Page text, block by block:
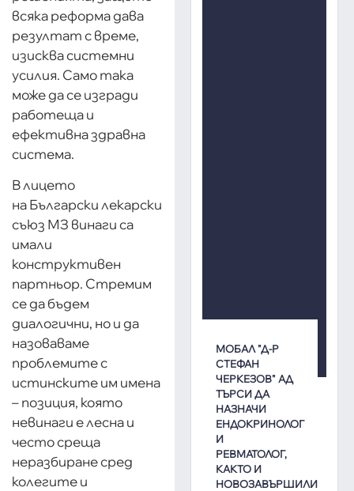
всяка реформа дава
резултат с време,
изисква системни
усилия. Само така
може да се изгради
работеща и
ефективна здравна
система.
В лицето
на Български лекарски
съюз МЗ винаги са
имали
конструктивен
партньор. Стремим
се да бъдем
диалогични, но и да
назоваваме
проблемите с
истинските им имена
– позиция, която
невинаги е лесна и
често среща
неразбиране сред
колегите и
МОБАЛ "Д-Р
СТЕФАН
ЧЕРКЕЗОВ" АД
ТЪРСИ ДА
НАЗНАЧИ
ЕНДОКРИНОЛОГ
И
РЕВМАТОЛОГ,
КАКТО И
НОВОЗАВЪРШИЛИ